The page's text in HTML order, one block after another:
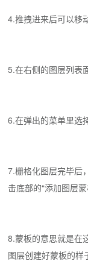
4.推拽进来后可以移
5.在右侧的图层列表
6.在弹出的菜单里选
7.栅格化图层完毕后
击底部的“添加图层
8.蒙板的意思就是在
图层创建好蒙板的样